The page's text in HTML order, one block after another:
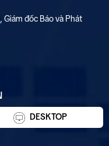
Giám đốc Báo và Phát
DESKTOP